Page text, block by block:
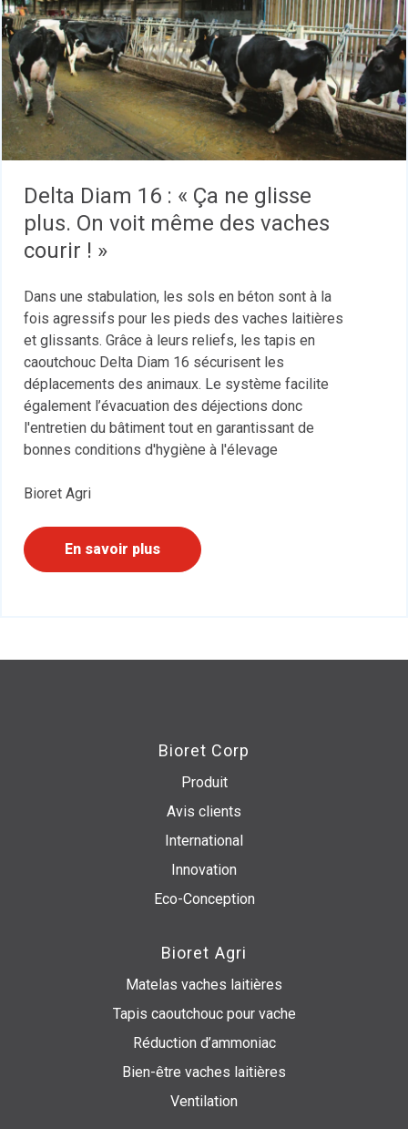
Delta Diam 16 : « Ça ne glisse
plus. On voit même des vaches
courir ! »
Dans une stabulation, les sols en béton sont à la
fois agressifs pour les pieds des vaches laitières
et glissants. Grâce à leurs reliefs, les tapis en
caoutchouc Delta Diam 16 sécurisent les
déplacements des animaux. Le système facilite
également l’évacuation des déjections donc
l'entretien du bâtiment tout en garantissant de
bonnes conditions d'hygiène à l'élevage
Bioret Agri
En savoir plus
Bioret Corp
Produit
Avis clients
International
Innovation
Eco-Conception
Bioret Agri
Matelas vaches laitières
Tapis caoutchouc pour vache
Réduction d’ammoniac
Bien-être vaches laitières
Ventilation